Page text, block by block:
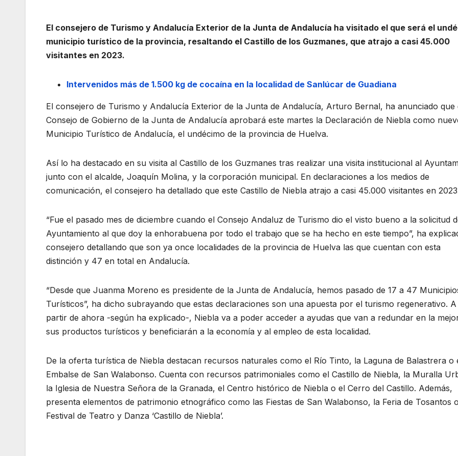
El consejero de Turismo y Andalucía Exterior de la Junta de Andalucía ha visitado el que será el
municipio turístico de la provincia, resaltando el Castillo de los Guzmanes, que atrajo a casi 45.000
visitantes en 2023.
Intervenidos más de 1.500 kg de cocaína en la localidad de Sanlúcar de Guadiana
El consejero de Turismo y Andalucía Exterior de la Junta de Andalucía, Arturo Bernal, ha anunciado que
Consejo de Gobierno de la Junta de Andalucía aprobará este martes la Declaración de Niebla como
Municipio Turístico de Andalucía, el undécimo de la provincia de Huelva.
Así lo ha destacado en su visita al Castillo de los Guzmanes tras realizar una visita institucional al
junto con el alcalde, Joaquín Molina, y la corporación municipal. En declaraciones a los medios de
comunicación, el consejero ha detallado que este Castillo de Niebla atrajo a casi 45.000 visitantes en
“Fue el pasado mes de diciembre cuando el Consejo Andaluz de Turismo dio el visto bueno a la solicitud
Ayuntamiento al que doy la enhorabuena por todo el trabajo que se ha hecho en este tiempo”, ha
consejero detallando que son ya once localidades de la provincia de Huelva las que cuentan con esta
distinción y 47 en total en Andalucía.
“Desde que Juanma Moreno es presidente de la Junta de Andalucía, hemos pasado de 17 a 47
Turísticos”, ha dicho subrayando que estas declaraciones son una apuesta por el turismo regenerativo. A
partir de ahora -según ha explicado-, Niebla va a poder acceder a ayudas que van a redundar en la
sus productos turísticos y beneficiarán a la economía y al empleo de esta localidad.
De la oferta turística de Niebla destacan recursos naturales como el Río Tinto, la Laguna de Balastrera o
Embalse de San Walabonso. Cuenta con recursos patrimoniales como el Castillo de Niebla, la Muralla
la Iglesia de Nuestra Señora de la Granada, el Centro histórico de Niebla o el Cerro del Castillo. Además,
presenta elementos de patrimonio etnográfico como las Fiestas de San Walabonso, la Feria de Tosantos
Festival de Teatro y Danza ‘Castillo de Niebla’.